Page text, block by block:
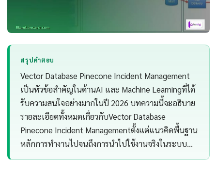
สรุปคำตอบ
Vector Database Pinecone Incident Management
เป็นหัวข้อสำคัญในด้านAI และ Machine Learningที่ได้
รับความสนใจอย่างมากในปี 2026 บทความนี้จะอธิบาย
รายละเอียดทั้งหมดเกี่ยวกับVector Database
Pinecone Incident Managementตั้งแต่แนวคิดพื้นฐาน
หลักการทำงานไปจนถึงการนำไปใช้งานจริงในระบบ…